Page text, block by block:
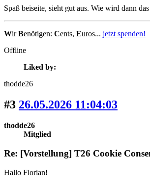
Spaß beiseite, sieht gut aus. Wie wird dann
WirBenötigen: Cents, Euros... jetzt spenden!
Offline
Liked by:
thodde26
#3 26.05.2026 11:04:03
thodde26
Mitglied
Re: [Vorstellung] T26 Cookie
Hallo Florian!